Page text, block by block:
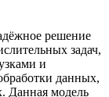
решение
задач,
и
данных,
Данная модель